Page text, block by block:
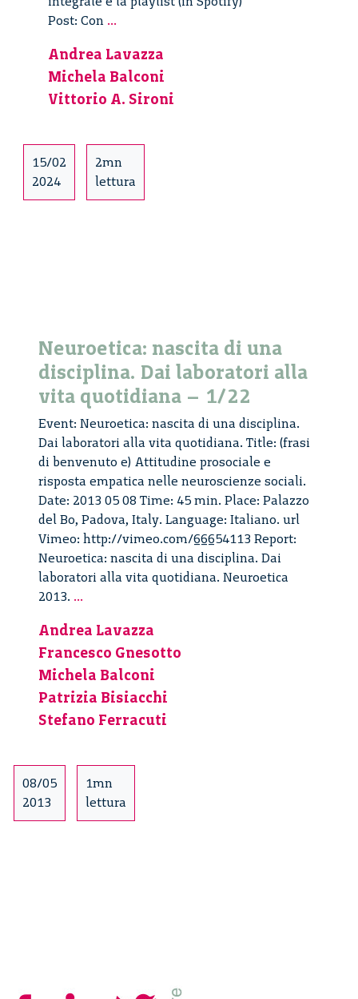
Post: Con ...
forza
del
pensiero.
Andrea Lavazza
Michela Balconi
Vittorio A. Sironi
15/02
2024
2mn
lettura
Neuroetica: nascita di una
disciplina. Dai laboratori alla
vita quotidiana – 1/22
Event: Neuroetica: nascita di una disciplina.
Dai laboratori alla vita quotidiana. Title: (frasi
di benvenuto e) Attitudine prosociale e
risposta empatica nelle neuroscienze sociali.
Date: 2013 05 08 Time: 45 min. Place: Palazzo
del Bo, Padova, Italy. Language: Italiano. url
Vimeo: http://vimeo.com/66654113 Report:
Neuroetica: nascita di una disciplina. Dai
laboratori alla vita quotidiana. Neuroetica
2013. ...
di
una
disciplina.
Dai
laboratori
quotidiana
–
1/22
Andrea Lavazza
Francesco Gnesotto
Michela Balconi
Patrizia Bisiacchi
Stefano Ferracuti
08/05
2013
1mn
lettura